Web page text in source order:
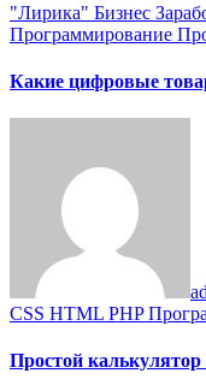
"Лирика" Бизнес
Программирование
Какие цифровые
CSS HTML PHP
Простой калькулятор